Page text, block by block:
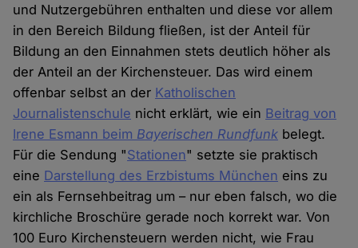
und Nutzergebühren enthalten und diese vor allem
in den Bereich Bildung fließen, ist der Anteil für
Bildung an den Einnahmen stets deutlich höher als
der Anteil an der Kirchensteuer. Das wird einem
offenbar selbst an der Katholischen
Journalistenschule nicht erklärt, wie ein Beitrag von
Irene Esmann beim Bayerischen Rundfunk belegt.
Für die Sendung "Stationen" setzte sie praktisch
eine Darstellung des Erzbistums München eins zu
ein als Fernsehbeitrag um – nur eben falsch, wo die
kirchliche Broschüre gerade noch korrekt war. Von
100 Euro Kirchensteuern werden nicht, wie Frau